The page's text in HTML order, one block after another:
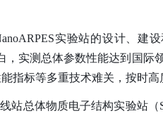
实验站的设计、建
， 实测总体参数性能达到国际
指标等多重技术难关，按时高
站总体物质电子结构实验站（